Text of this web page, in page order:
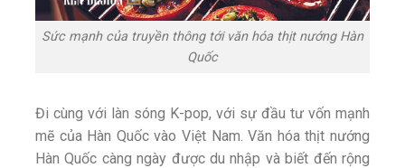
Sức mạnh của truyền thông tới văn hóa thịt nướng Hàn
Quốc
Đi cùng với làn sóng K-pop, với sự đầu tư vốn mạnh
mẽ của Hàn Quốc vào Việt Nam. Văn hóa thịt nướng
Hàn Quốc càng ngày được du nhập và biết đến rộng